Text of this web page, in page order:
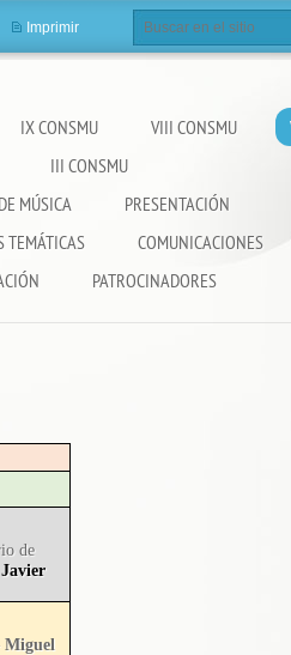
IX CONSMU VIII CONSMU
III CONSMU
MÚSICA
PRESENTACIÓN
TEMÁTICAS
COMUNICACIONES
PATROCINADORES
Imprimir
de
Miguel